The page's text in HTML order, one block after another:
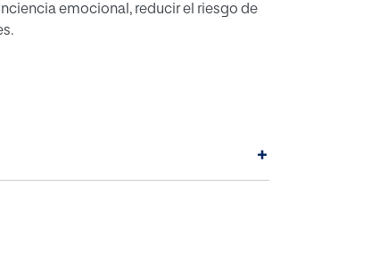
emocional, reducir el riesgo de
+